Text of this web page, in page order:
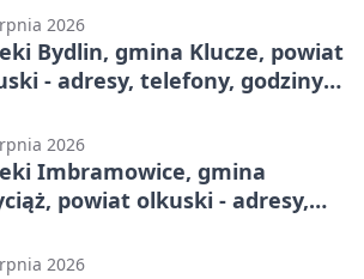
2026
Bydlin, gmina Klucze, powiat
- adresy, telefony, godziny
2026
Imbramowice, gmina
powiat olkuski - adresy,
2026